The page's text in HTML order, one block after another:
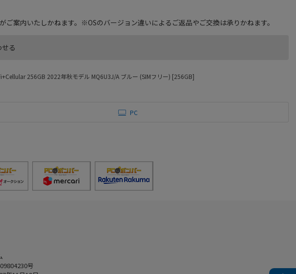
る
案内いたしかねます。※OSのバージョン違いによるご返品やご交換は承りかねます。
256GB 2022年秋モデル MQ6U3J/A ブルー (SIMフリー) [256GB]
PC
号